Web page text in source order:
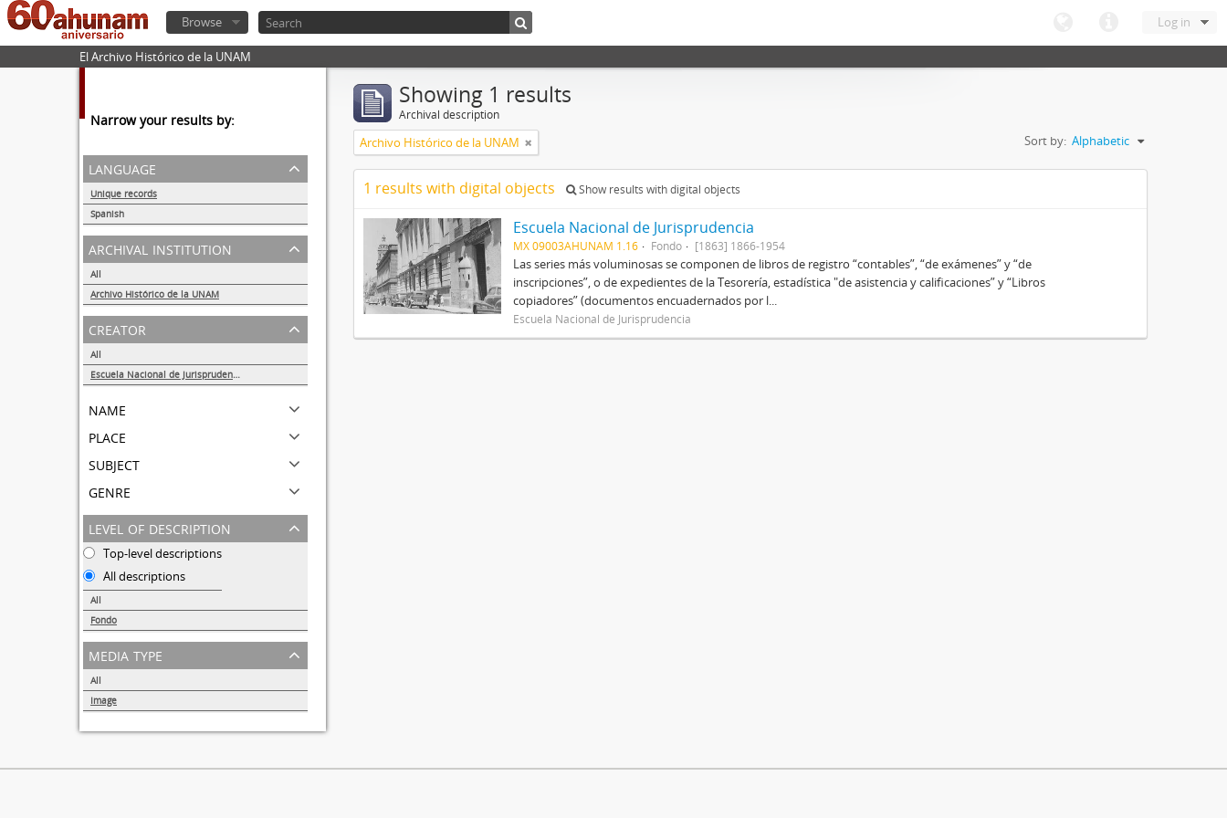
Log in
Browse
El Archivo Histórico de la UNAM
Narrow your results by:
language
Unique records
Spanish
1
archival institution
All
Archivo Histórico de la UNAM
1
creator
All
Escuela Nacional de Jurisprudencia
name
place
subject
genre
level of description
Top-level descriptions
All descriptions
All
Fondo
1
media type
All
Image
Showing 1 results
Archival description
Archivo Histórico de la UNAM Sort by: Alphabetic
1 results with digital objects Show results with digital objects
Escuela Nacional de Jurisprudencia
MX 09003AHUNAM 1.16 Fondo [1863] 1866-1954
Las series más voluminosas se componen de libros de registro “contables”, “de exámenes” y “de
inscripciones”, o de expedientes de la Tesorería, estadística "de asistencia y calificaciones” y “Libros
copiadores” (documentos encuadernados por l...
Escuela Nacional de Jurisprudencia